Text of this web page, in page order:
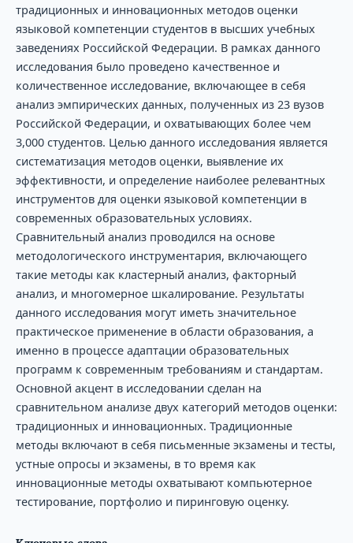
традиционных и инновационных методов оценки
языковой компетенции студентов в высших учебных
заведениях Российской Федерации. В рамках данного
исследования было проведено качественное и
количественное исследование, включающее в себя
анализ эмпирических данных, полученных из 23 вузов
Российской Федерации, и охватывающих более чем
3,000 студентов. Целью данного исследования является
систематизация методов оценки, выявление их
эффективности, и определение наиболее релевантных
инструментов для оценки языковой компетенции в
современных образовательных условиях.
Сравнительный анализ проводился на основе
методологического инструментария, включающего
такие методы как кластерный анализ, факторный
анализ, и многомерное шкалирование. Результаты
данного исследования могут иметь значительное
практическое применение в области образования, а
именно в процессе адаптации образовательных
программ к современным требованиям и стандартам.
Основной акцент в исследовании сделан на
сравнительном анализе двух категорий методов оценки:
традиционных и инновационных. Традиционные
методы включают в себя письменные экзамены и тесты,
устные опросы и экзамены, в то время как
инновационные методы охватывают компьютерное
тестирование, портфолио и пиринговую оценку.